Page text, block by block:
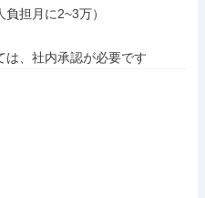
担月に2~3万）
、社内承認が必要です